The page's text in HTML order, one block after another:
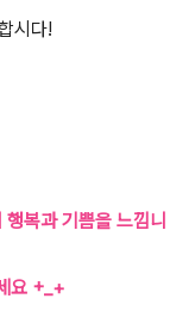
시다!
복과 기쁨을 느낌니
요 +_+